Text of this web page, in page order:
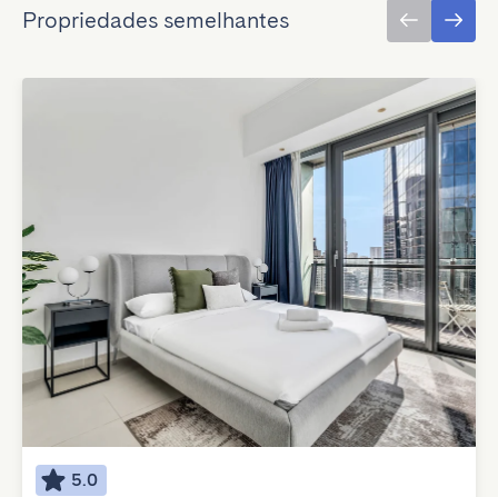
Propriedades semelhantes
5.0